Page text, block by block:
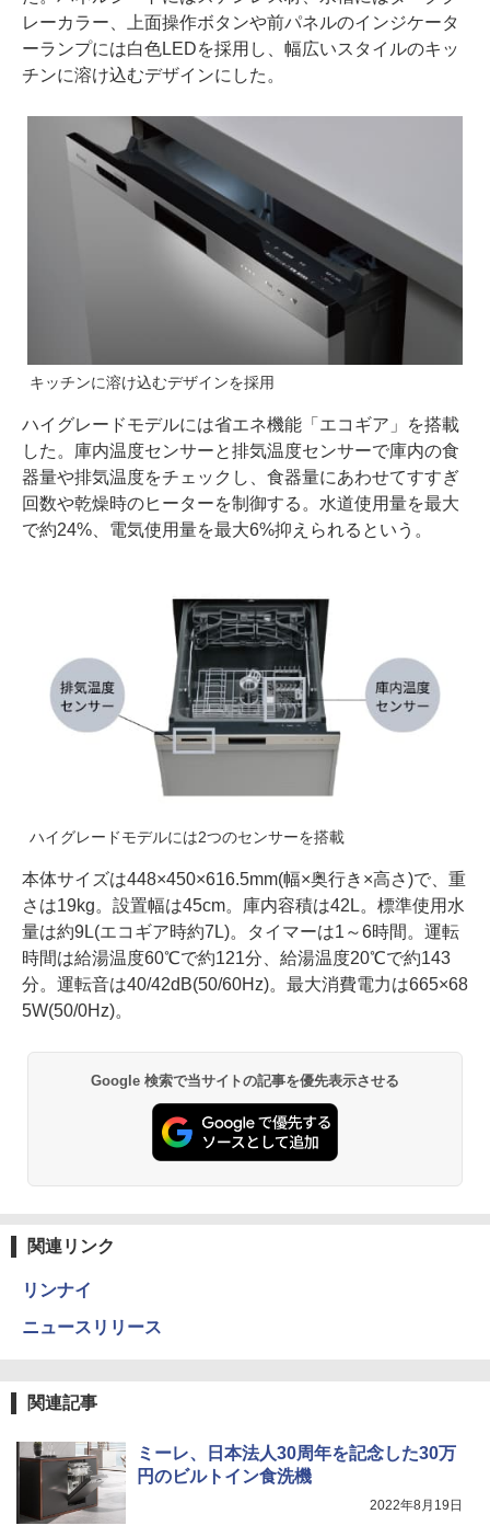
レーカラー、上面操作ボタンや前パネルのインジケータ
ーランプには白色LEDを採用し、幅広いスタイルのキッ
チンに溶け込むデザインにした。
キッチンに溶け込むデザインを採用
ハイグレードモデルには省エネ機能「エコギア」を搭載
した。庫内温度センサーと排気温度センサーで庫内の食
器量や排気温度をチェックし、食器量にあわせてすすぎ
回数や乾燥時のヒーターを制御する。水道使用量を最大
で約24%、電気使用量を最大6%抑えられるという。
ハイグレードモデルには2つのセンサーを搭載
本体サイズは448×450×616.5mm(幅×奥行き×高さ)で、重
さは19kg。設置幅は45cm。庫内容積は42L。標準使用水
量は約9L(エコギア時約7L)。タイマーは1～6時間。運転
時間は給湯温度60℃で約121分、給湯温度20℃で約143
分。運転音は40/42dB(50/60Hz)。最大消費電力は665×68
5W(50/0Hz)。
Google 検索で当サイトの記事を優先表示させる
関連リンク
リンナイ
ニュースリリース
関連記事
ミーレ、日本法人30周年を記念した30万
円のビルトイン食洗機
2022年8月19日